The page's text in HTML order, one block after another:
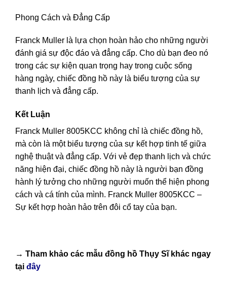
Phong Cách và Đẳng Cấp
Franck Muller là lựa chọn hoàn hảo cho những người
đánh giá sự độc đáo và đẳng cấp. Cho dù bạn đeo nó
trong các sự kiện quan trọng hay trong cuộc sống
hàng ngày, chiếc đồng hồ này là biểu tượng của sự
thanh lịch và đẳng cấp.
Kết Luận
Franck Muller 8005KCC không chỉ là chiếc đồng hồ,
mà còn là một biểu tượng của sự kết hợp tinh tế giữa
nghệ thuật và đẳng cấp. Với vẻ đẹp thanh lịch và chức
năng hiện đại, chiếc đồng hồ này là người bạn đồng
hành lý tưởng cho những người muốn thể hiện phong
cách và cá tính của mình. Franck Muller 8005KCC –
Sự kết hợp hoàn hảo trên đôi cổ tay của bạn.
→ Tham khảo các mẫu đồng hồ Thụy Sĩkhác ngay
tại đây